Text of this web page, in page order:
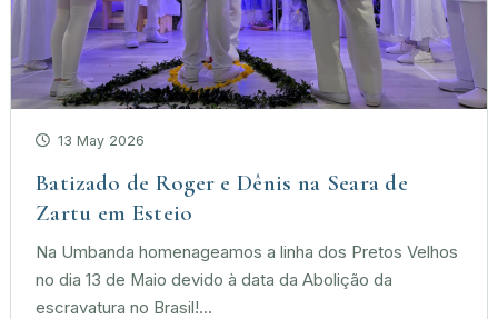
13 May 2026
Batizado de Roger e Dênis na Seara de
Zartu em Esteio
Na Umbanda homenageamos a linha dos Pretos Velhos
no dia 13 de Maio devido à data da Abolição da
escravatura no Brasil!...